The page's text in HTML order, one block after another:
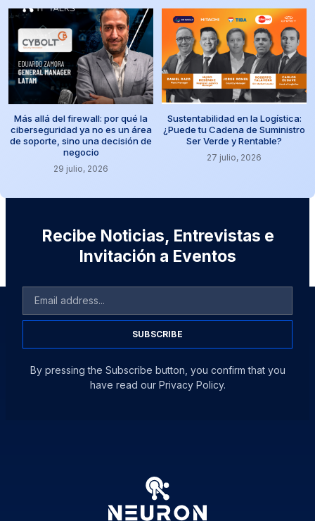
Más allá del firewall: por qué la
ciberseguridad ya no es un área
de soporte, sino una decisión de
negocio
29 julio, 2026
Sustentabilidad en la Logística:
¿Puede tu Cadena de Suministro
Ser Verde y Rentable?
27 julio, 2026
Recibe Noticias, Entrevistas e
Invitación a Eventos
SUBSCRIBE
By pressing the Subscribe button, you confirm that you
have read our Privacy Policy.